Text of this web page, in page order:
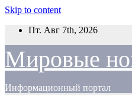
Skip to content
Пт. Авг 7th, 2026
Мировые
Информационный портал